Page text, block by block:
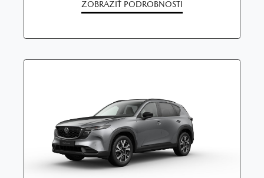
ZOBRAZIŤ PODROBNOSTI